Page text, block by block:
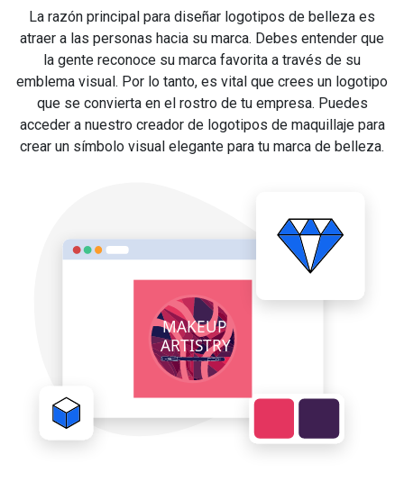
La razón principal para diseñar logotipos de belleza es
atraer a las personas hacia su marca. Debes entender que
la gente reconoce su marca favorita a través de su
emblema visual. Por lo tanto, es vital que crees un logotipo
que se convierta en el rostro de tu empresa. Puedes
acceder a nuestro creador de logotipos de maquillaje para
crear un símbolo visual elegante para tu marca de belleza.